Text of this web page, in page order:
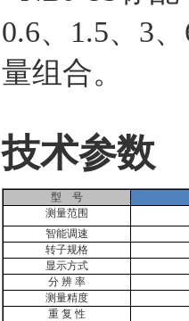
0.6、1.5、3
量组合。
技术参数
型
号
测量范围
智能调速
转子规格
显示方式
分 辨 率
测量精度
重 复 性